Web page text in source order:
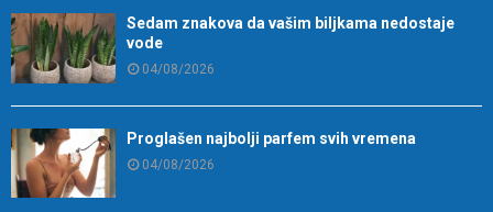
Sedam znakova da vašim biljkama nedostaje
vode
04/08/2026
Proglašen najbolji parfem svih vremena
04/08/2026